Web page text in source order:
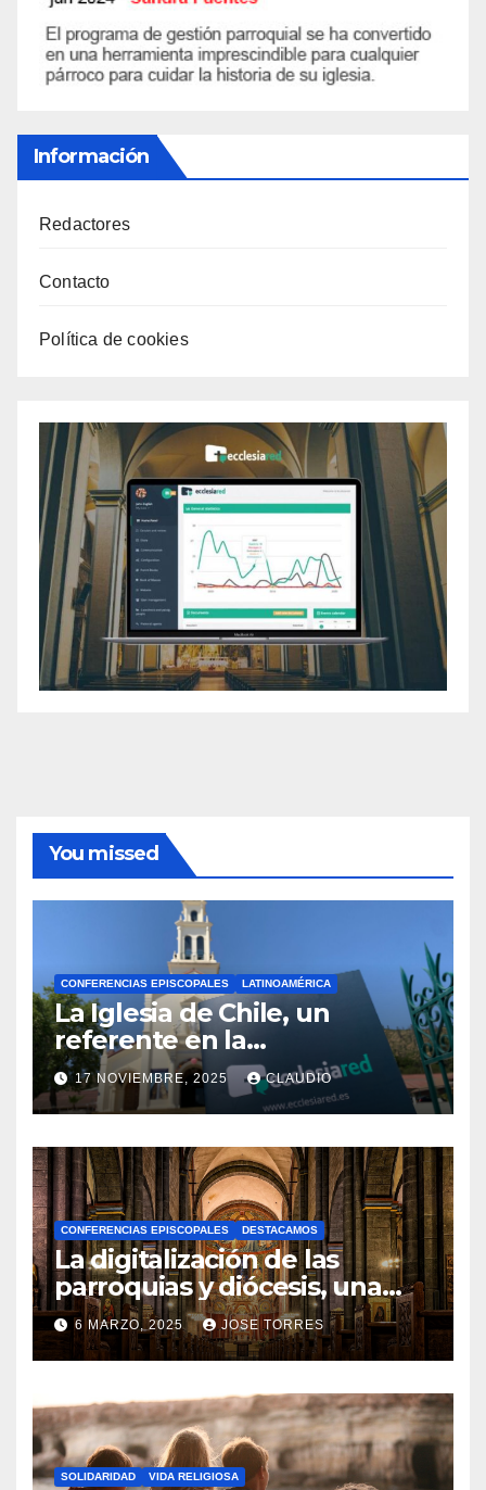
Información
Redactores
Contacto
Política de cookies
You missed
CONFERENCIAS EPISCOPALES LATINOAMÉRICA
La Iglesia de Chile, un
referente en la
transformación digital
gracias a Ecclesiared
17 NOVIEMBRE, 2025 CLAUDIO
N
O
H
A
Y
C
O
M
N
T
A
CONFERENCIAS EPISCOPALES DESTACAMOS
La digitalización de las
parroquias y diócesis, una
realidad ya para el futuro de
la Iglesia
6 MARZO, 2025 JOSE TORRES
N
O
H
A
SOLIDARIDAD VIDA RELIGIOSA